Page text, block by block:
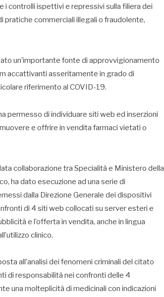
i controlli ispettivi e repressivi sulla filiera dei
pratiche commerciali illegali o fraudolente,
un’importante fonte di approvvigionamento
accattivanti asseritamente in grado di
riferimento al COVID-19.
permesso di individuare siti web ed inserzioni
e offrire in vendita farmaci vietati o
collaborazione tra Specialità e Ministero della
ha dato esecuzione ad una serie di
dalla Direzione Generale dei dispositivi
di 4 siti web collocati su server esteri e
e l’offerta in vendita, anche in lingua
clinico.
all’analisi dei fenomeni criminali del citato
di responsabilità nei confronti delle 4
una molteplicità di medicinali con indicazioni